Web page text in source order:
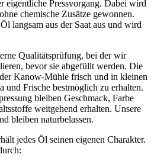
eigentliche Pressvorgang. Dabei wird
chemische Zusätze gewonnen.
langsam aus der Saat aus und wird
Qualitätsprüfung, bei der wir
bevor sie abgefüllt werden. Die
Kanow-Mühle frisch und in kleinen
und Frische bestmöglich zu erhalten.
bleiben Geschmack, Farbe
weitgehend erhalten. Unsere
bleiben naturbelassen.
jedes Öl seinen eigenen Charakter.